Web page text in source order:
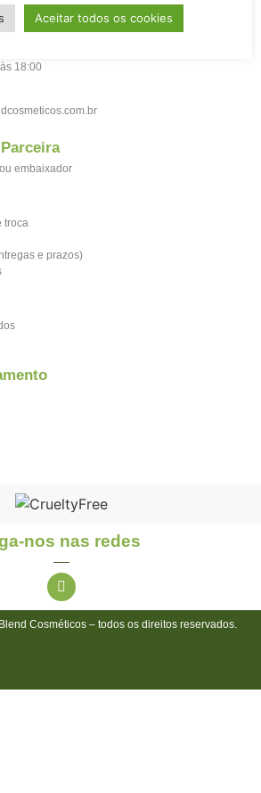
18:00​​
embaixador
troca
e prazos)
nos nas redes
Cosméticos – todos os direitos reservados.
Aceitar todos os cookies